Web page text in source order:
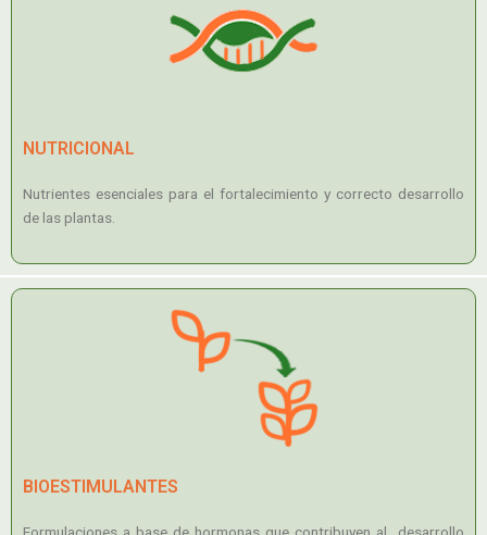
NUTRICIONAL
Nutrientes esenciales para el fortalecimiento y correcto desarrollo
de las plantas.
BIOESTIMULANTES